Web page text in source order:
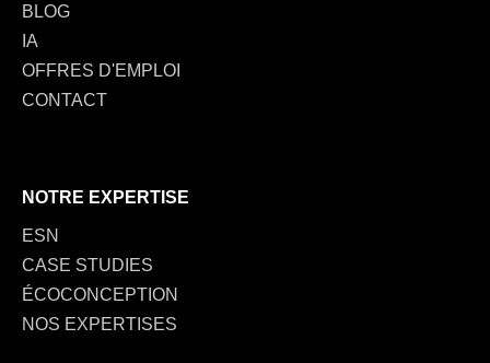
BLOG
IA
OFFRES D'EMPLOI
CONTACT
NOTRE EXPERTISE
ESN
CASE STUDIES
ÉCOCONCEPTION
NOS EXPERTISES